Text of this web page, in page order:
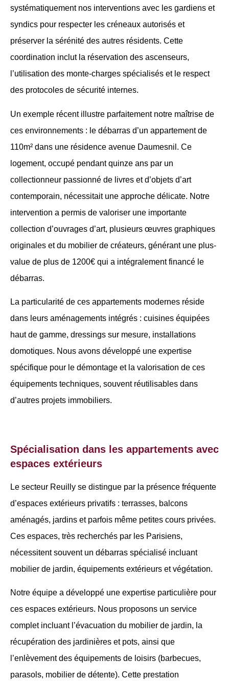
systématiquement nos interventions avec les gardiens et
syndics pour respecter les créneaux autorisés et
préserver la sérénité des autres résidents. Cette
coordination inclut la réservation des ascenseurs,
l’utilisation des monte-charges spécialisés et le respect
des protocoles de sécurité internes.
Un exemple récent illustre parfaitement notre maîtrise de
ces environnements : le débarras d’un appartement de
110m² dans une résidence avenue Daumesnil. Ce
logement, occupé pendant quinze ans par un
collectionneur passionné de livres et d’objets d’art
contemporain, nécessitait une approche délicate. Notre
intervention a permis de valoriser une importante
collection d’ouvrages d’art, plusieurs œuvres graphiques
originales et du mobilier de créateurs, générant une plus-
value de plus de 1200€ qui a intégralement financé le
débarras.
La particularité de ces appartements modernes réside
dans leurs aménagements intégrés : cuisines équipées
haut de gamme, dressings sur mesure, installations
domotiques. Nous avons développé une expertise
spécifique pour le démontage et la valorisation de ces
équipements techniques, souvent réutilisables dans
d’autres projets immobiliers.
Spécialisation dans les appartements avec
espaces extérieurs
Le secteur Reuilly se distingue par la présence fréquente
d’espaces extérieurs privatifs : terrasses, balcons
aménagés, jardins et parfois même petites cours privées.
Ces espaces, très recherchés par les Parisiens,
nécessitent souvent un débarras spécialisé incluant
mobilier de jardin, équipements extérieurs et végétation.
Notre équipe a développé une expertise particulière pour
ces espaces extérieurs. Nous proposons un service
complet incluant l’évacuation du mobilier de jardin, la
récupération des jardinières et pots, ainsi que
l’enlèvement des équipements de loisirs (barbecues,
parasols, mobilier de détente). Cette prestation